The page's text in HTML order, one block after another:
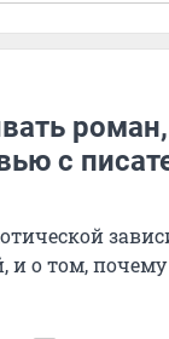
с
и о том,